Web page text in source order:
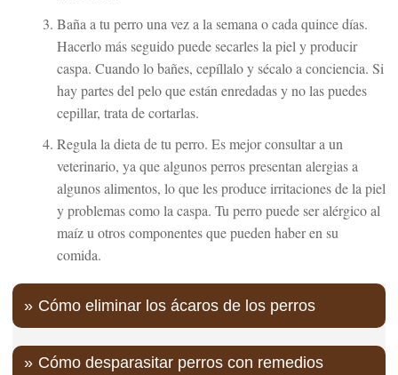
Baña a tu perro una vez a la semana o cada quince días.
Hacerlo más seguido puede secarles la piel y producir
caspa. Cuando lo bañes, cepíllalo y sécalo a conciencia. Si
hay partes del pelo que están enredadas y no las puedes
cepillar, trata de cortarlas.
Regula la dieta de tu perro. Es mejor consultar a un
veterinario, ya que algunos perros presentan alergias a
algunos alimentos, lo que les produce irritaciones de la piel
y problemas como la caspa. Tu perro puede ser alérgico al
maíz u otros componentes que pueden haber en su
comida.
Cómo eliminar los ácaros de los perros
Cómo desparasitar perros con remedios